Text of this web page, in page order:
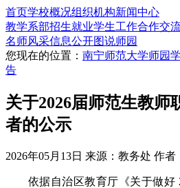
首页学校概况组织机构新闻中心
教学系部招生就业学生工作合作交
名师风采信息公开图说师园
您现在的位置： 南宁师范大学师园
告
关于2026届师范生教师
者的公示
2026年05月13日 来源：教务处 作者
依据自治区教育厅《关于做好